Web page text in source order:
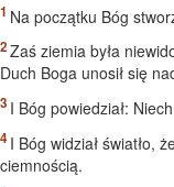
Na początku Bóg
Zaś ziemia była
Duch Boga unosił się
I Bóg powiedział:
I Bóg widział światło,
ciemnością.